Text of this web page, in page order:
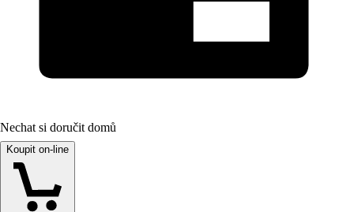
Nechat si doručit domů
Koupit on-line